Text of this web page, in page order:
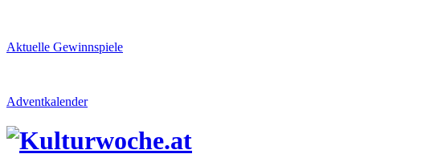
Aktuelle Gewinnspiele
Adventkalender